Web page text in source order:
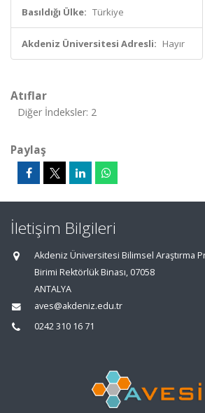
Basıldığı Ülke: Türkiye
Akdeniz Üniversitesi Adresli: Hayır
Atıflar
Diğer İndeksler: 2
Paylaş
İletişim Bilgileri
Akdeniz Üniversitesi Bilimsel Araştırma
Birimi Rektörlük Binası, 07058
ANTALYA
aves@akdeniz.edu.tr
0242 310 16 71